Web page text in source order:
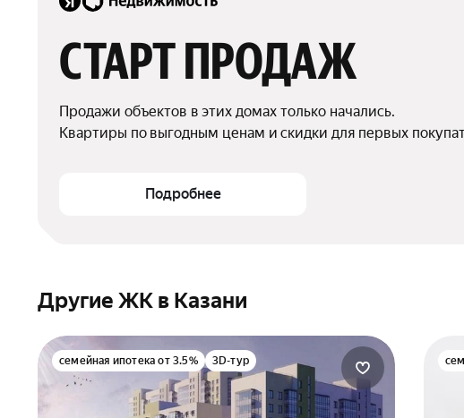
СТАРТ ПРОДАЖ
Продажи объектов в этих домах только начались.
Квартиры по выгодным ценам и скидки для первых
Подробнее
Другие ЖК в Казани
семейная ипотека от 3.5% 3D-тур